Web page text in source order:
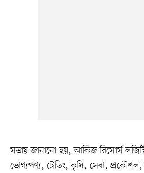
সভায় জানানো হয়, আকিজ রিসোর্স
ভোগ্যপণ্য, ট্রেডিং, কৃষি, সেবা,